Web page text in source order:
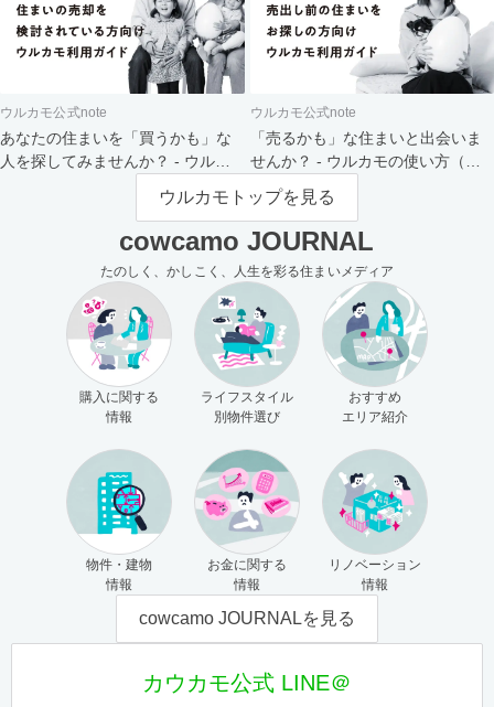
ウルカモ公式note
あなたの住まいを「買うかも」な
人を探してみませんか？ - ウルカ
ウルカモ公式note
「売るかも」な住まいと出会いま
せんか？ - ウルカモの使い方（買
主さま向け）
ウルカモトップを見る
cowcamo JOURNAL
たのしく、かしこく、人生を彩る住まいメディア
購入に関する
情報
ライフスタイル
別物件選び
おすすめ
エリア紹介
物件・建物
情報
お金に関する
情報
リノベーション
情報
cowcamo JOURNALを見る
カウカモ公式 LINE＠